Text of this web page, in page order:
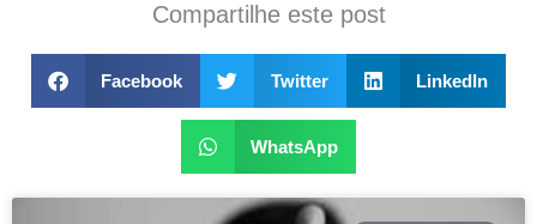
Compartilhe este post
Facebook Twitter LinkedIn
WhatsApp